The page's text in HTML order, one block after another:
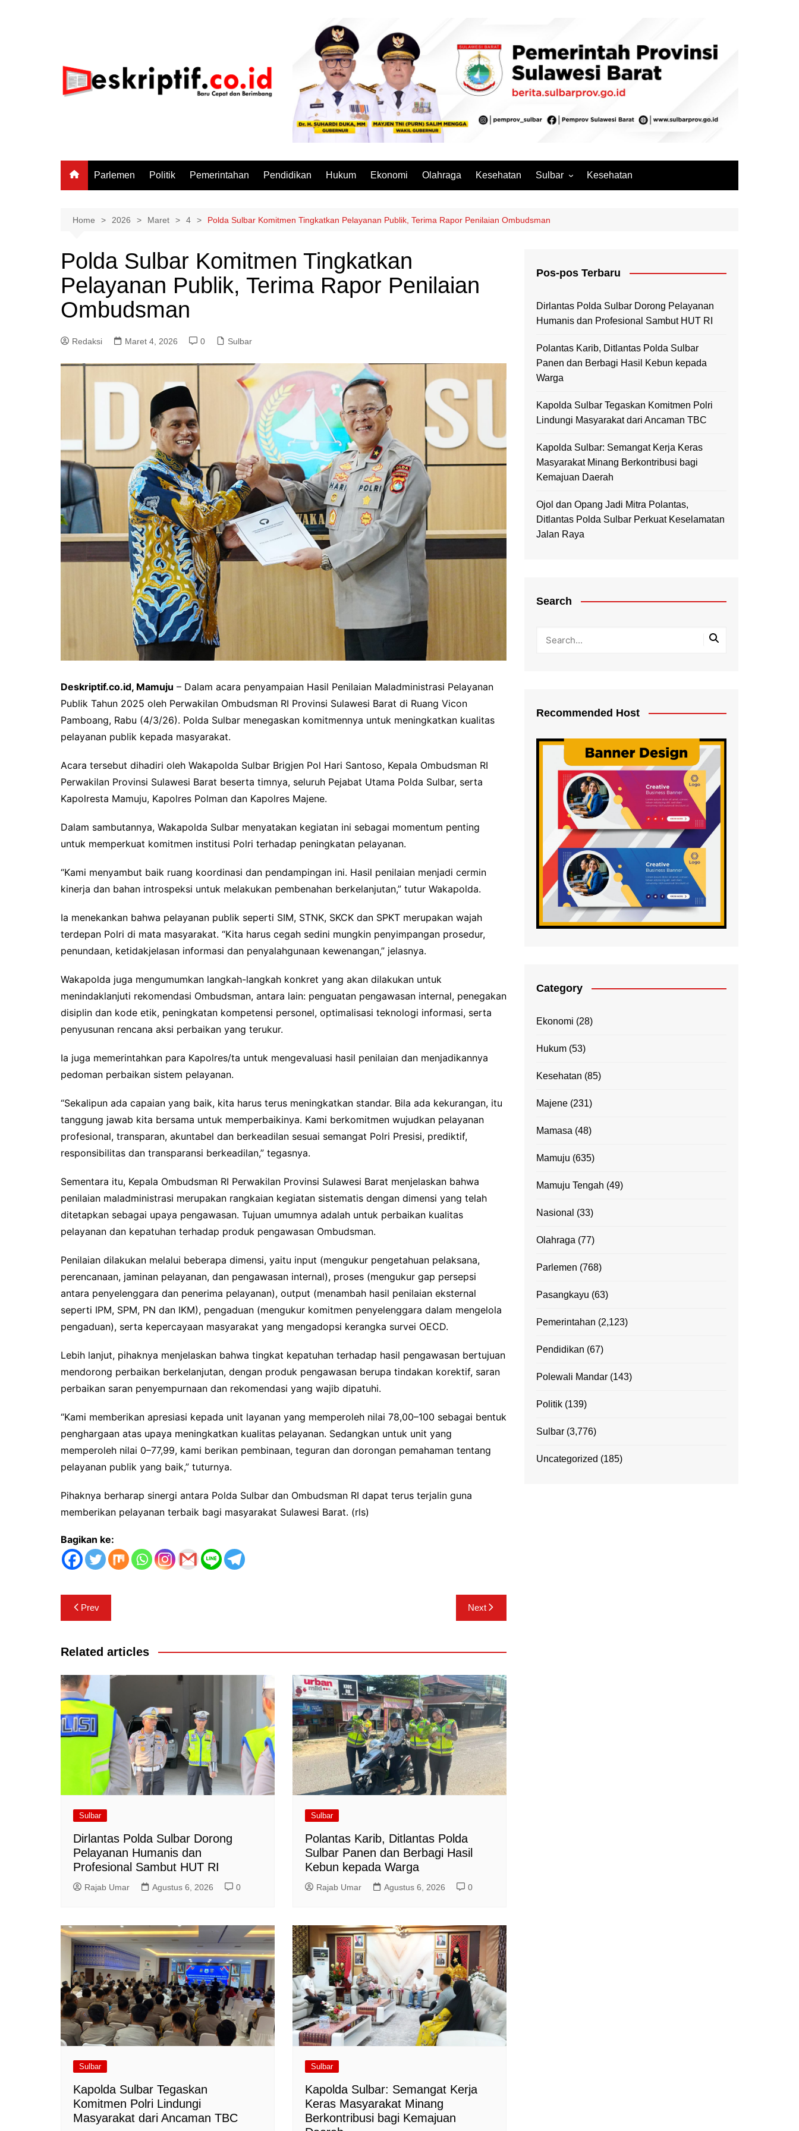
Parlemen Politik Pemerintahan Pendidikan Hukum Ekonomi Olahraga Kesehatan Sulbar
Mamuju Tengah
Mamasa
Kesehatan
Home 2026 Maret 4 Polda Sulbar Komitmen Tingkatkan Pelayanan Publik, Terima Rapor Penilaian Ombudsman
Polda Sulbar Komitmen Tingkatkan
Pelayanan Publik, Terima Rapor Penilaian
Ombudsman
Redaksi Maret 4, 2026 0 Sulbar
Deskriptif.co.id, Mamuju – Dalam acara penyampaian Hasil Penilaian Maladministrasi Pelayanan
Publik Tahun 2025 oleh Perwakilan Ombudsman RI Provinsi Sulawesi Barat di Ruang Vicon
Pamboang, Rabu (4/3/26). Polda Sulbar menegaskan komitmennya untuk meningkatkan kualitas
pelayanan publik kepada masyarakat.
Acara tersebut dihadiri oleh Wakapolda Sulbar Brigjen Pol Hari Santoso, Kepala Ombudsman RI
Perwakilan Provinsi Sulawesi Barat beserta timnya, seluruh Pejabat Utama Polda Sulbar, serta
Kapolresta Mamuju, Kapolres Polman dan Kapolres Majene.
Dalam sambutannya, Wakapolda Sulbar menyatakan kegiatan ini sebagai momentum penting
untuk memperkuat komitmen institusi Polri terhadap peningkatan pelayanan.
“Kami menyambut baik ruang koordinasi dan pendampingan ini. Hasil penilaian menjadi cermin
kinerja dan bahan introspeksi untuk melakukan pembenahan berkelanjutan,” tutur Wakapolda.
Ia menekankan bahwa pelayanan publik seperti SIM, STNK, SKCK dan SPKT merupakan wajah
terdepan Polri di mata masyarakat. “Kita harus cegah sedini mungkin penyimpangan prosedur,
penundaan, ketidakjelasan informasi dan penyalahgunaan kewenangan,” jelasnya.
Wakapolda juga mengumumkan langkah-langkah konkret yang akan dilakukan untuk
menindaklanjuti rekomendasi Ombudsman, antara lain: penguatan pengawasan internal, penegakan
disiplin dan kode etik, peningkatan kompetensi personel, optimalisasi teknologi informasi, serta
penyusunan rencana aksi perbaikan yang terukur.
Ia juga memerintahkan para Kapolres/ta untuk mengevaluasi hasil penilaian dan menjadikannya
pedoman perbaikan sistem pelayanan.
“Sekalipun ada capaian yang baik, kita harus terus meningkatkan standar. Bila ada kekurangan, itu
tanggung jawab kita bersama untuk memperbaikinya. Kami berkomitmen wujudkan pelayanan
profesional, transparan, akuntabel dan berkeadilan sesuai semangat Polri Presisi, prediktif,
responsibilitas dan transparansi berkeadilan,” tegasnya.
Sementara itu, Kepala Ombudsman RI Perwakilan Provinsi Sulawesi Barat menjelaskan bahwa
penilaian maladministrasi merupakan rangkaian kegiatan sistematis dengan dimensi yang telah
ditetapkan sebagai upaya pengawasan. Tujuan umumnya adalah untuk perbaikan kualitas
pelayanan dan kepatuhan terhadap produk pengawasan Ombudsman.
Penilaian dilakukan melalui beberapa dimensi, yaitu input (mengukur pengetahuan pelaksana,
perencanaan, jaminan pelayanan, dan pengawasan internal), proses (mengukur gap persepsi
antara penyelenggara dan penerima pelayanan), output (menambah hasil penilaian eksternal
seperti IPM, SPM, PN dan IKM), pengaduan (mengukur komitmen penyelenggara dalam mengelola
pengaduan), serta kepercayaan masyarakat yang mengadopsi kerangka survei OECD.
Lebih lanjut, pihaknya menjelaskan bahwa tingkat kepatuhan terhadap hasil pengawasan bertujuan
mendorong perbaikan berkelanjutan, dengan produk pengawasan berupa tindakan korektif, saran
perbaikan saran penyempurnaan dan rekomendasi yang wajib dipatuhi.
“Kami memberikan apresiasi kepada unit layanan yang memperoleh nilai 78,00–100 sebagai bentuk
penghargaan atas upaya meningkatkan kualitas pelayanan. Sedangkan untuk unit yang
memperoleh nilai 0–77,99, kami berikan pembinaan, teguran dan dorongan pemahaman tentang
pelayanan publik yang baik,” tuturnya.
Pihaknya berharap sinergi antara Polda Sulbar dan Ombudsman RI dapat terus terjalin guna
memberikan pelayanan terbaik bagi masyarakat Sulawesi Barat. (rls)
Bagikan ke:
Navigasi
pos
Prev Next
Related articles
Sulbar
Dirlantas Polda Sulbar Dorong
Pelayanan Humanis dan
Profesional Sambut HUT RI
Rajab Umar Agustus 6, 2026 0
Sulbar
Polantas Karib, Ditlantas Polda
Sulbar Panen dan Berbagi Hasil
Kebun kepada Warga
Rajab Umar Agustus 6, 2026 0
Sulbar
Kapolda Sulbar Tegaskan
Komitmen Polri Lindungi
Masyarakat dari Ancaman TBC
Sulbar
Kapolda Sulbar: Semangat Kerja
Keras Masyarakat Minang
Berkontribusi bagi Kemajuan
Pos-pos Terbaru
Dirlantas Polda Sulbar Dorong Pelayanan
Humanis dan Profesional Sambut HUT RI
Polantas Karib, Ditlantas Polda Sulbar
Panen dan Berbagi Hasil Kebun kepada
Warga
Kapolda Sulbar Tegaskan Komitmen Polri
Lindungi Masyarakat dari Ancaman TBC
Kapolda Sulbar: Semangat Kerja Keras
Masyarakat Minang Berkontribusi bagi
Kemajuan Daerah
Ojol dan Opang Jadi Mitra Polantas,
Ditlantas Polda Sulbar Perkuat Keselamatan
Jalan Raya
Search
Recommended Host
Category
Ekonomi (28)
Hukum (53)
Kesehatan (85)
Majene (231)
Mamasa (48)
Mamuju (635)
Mamuju Tengah (49)
Nasional (33)
Olahraga (77)
Parlemen (768)
Pasangkayu (63)
Pemerintahan (2,123)
Pendidikan (67)
Polewali Mandar (143)
Politik (139)
Sulbar (3,776)
Uncategorized (185)